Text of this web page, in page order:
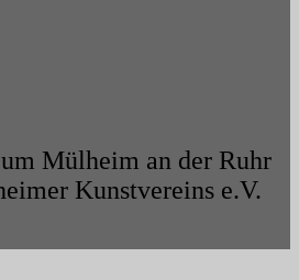
Mülheim an der Ruhr
Kunstvereins e.V.